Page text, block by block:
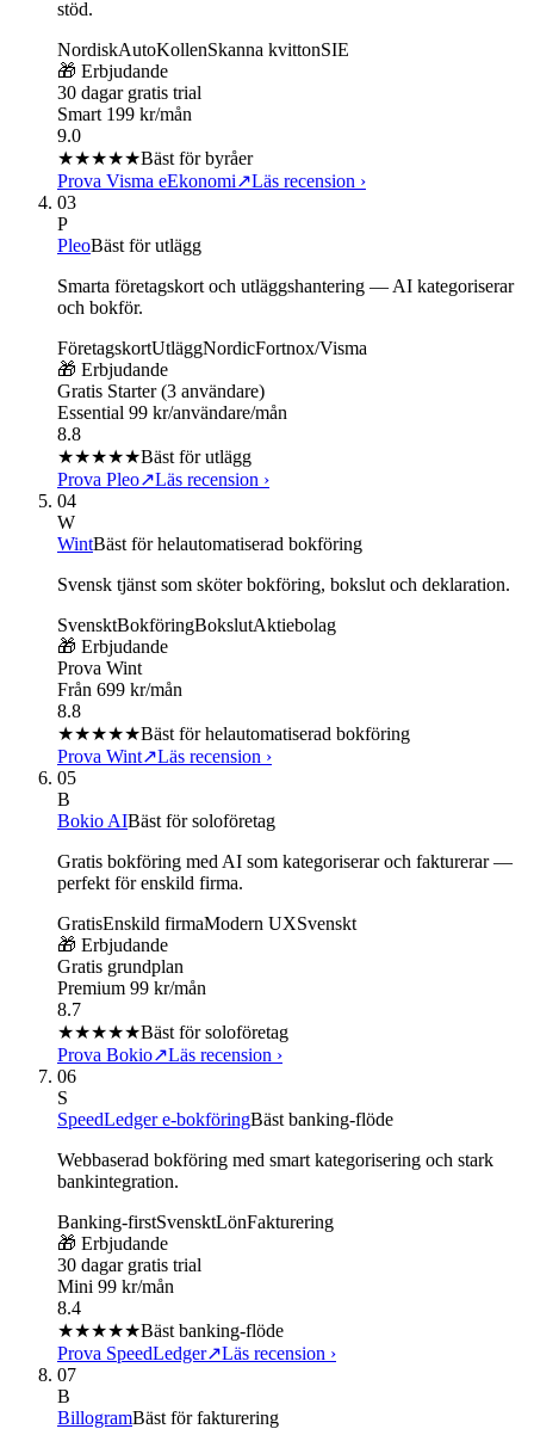
stöd.
NordiskAutoKollenSkanna kvittonSIE
🎁 Erbjudande
30 dagar gratis trial
Smart 199 kr/mån
9.0
★★★★★Bäst för byråer
Prova Visma eEkonomi↗Läs recension ›
03
P
PleoBäst för utlägg
Smarta företagskort och utläggshantering — AI kategoriserar
och bokför.
FöretagskortUtläggNordicFortnox/Visma
🎁 Erbjudande
Gratis Starter (3 användare)
Essential 99 kr/användare/mån
8.8
★★★★★Bäst för utlägg
Prova Pleo↗Läs recension ›
04
W
WintBäst för helautomatiserad bokföring
Svensk tjänst som sköter bokföring, bokslut och deklaration.
SvensktBokföringBokslutAktiebolag
🎁 Erbjudande
Prova Wint
Från 699 kr/mån
8.8
★★★★★Bäst för helautomatiserad bokföring
Prova Wint↗Läs recension ›
05
B
Bokio AIBäst för soloföretag
Gratis bokföring med AI som kategoriserar och fakturerar —
perfekt för enskild firma.
GratisEnskild firmaModern UXSvenskt
🎁 Erbjudande
Gratis grundplan
Premium 99 kr/mån
8.7
★★★★★Bäst för soloföretag
Prova Bokio↗Läs recension ›
06
S
SpeedLedger e-bokföringBäst banking-flöde
Webbaserad bokföring med smart kategorisering och stark
bankintegration.
Banking-firstSvensktLönFakturering
🎁 Erbjudande
30 dagar gratis trial
Mini 99 kr/mån
8.4
★★★★★Bäst banking-flöde
Prova SpeedLedger↗Läs recension ›
07
B
BillogramBäst för fakturering